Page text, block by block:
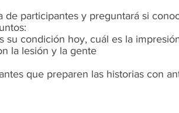
de participantes y preguntará si
su condición hoy, cuál es la
la lesión y la gente
que preparen las historias con